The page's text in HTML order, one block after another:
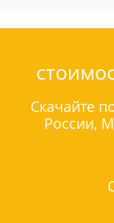
Скачайте
России,